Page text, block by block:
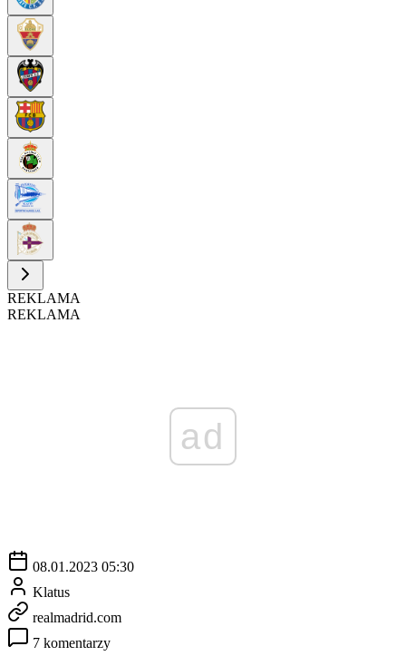
REKLAMA
REKLAMA
ad
08.01.2023 05:30
Klatus
realmadrid.com
7 komentarzy